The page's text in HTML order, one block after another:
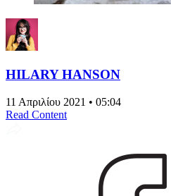
HILARY HANSON
11 Απριλίου 2021 • 05:04
Read Content